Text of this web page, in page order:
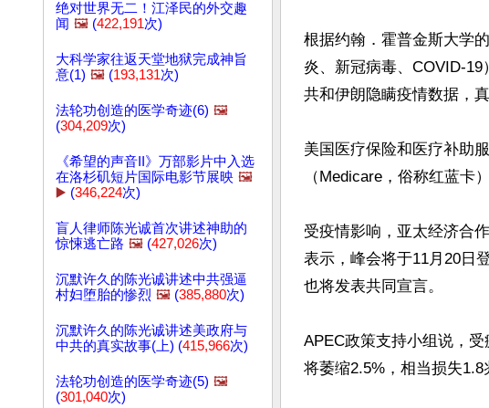
绝对世界无二！江泽民的外交趣
闻 🖼️ (422,191次)
大科学家往返天堂地狱完成神旨
意(1) 🖼️ (193,131次)
法轮功创造的医学奇迹(6) 🖼️
(304,209次)
《希望的声音II》万部影片中入选
在洛杉矶短片国际电影节展映 🖼️
▶️ (346,224次)
盲人律师陈光诚首次讲述神助的
惊悚逃亡路 🖼️ (427,026次)
沉默许久的陈光诚讲述中共强逼
村妇堕胎的惨烈 🖼️ (385,880次)
沉默许久的陈光诚讲述美政府与
中共的真实故事(上) (415,966次)
法轮功创造的医学奇迹(5) 🖼️
(301,040次)
根据约翰．霍普金斯大学
炎、新冠病毒、COVID-
共和伊朗隐瞒疫情数据，
美国医疗保险和医疗补助
（Medicare，俗称红蓝卡
受疫情影响，亚太经济合
表示，峰会将于11月20日
也将发表共同宣言。
APEC政策支持小组说，
将萎缩2.5%，相当损失1.8